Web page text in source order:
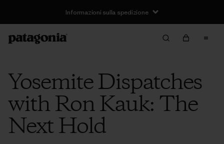
Informazioni sulla spedizione
Yosemite Dispatches
with Ron Kauk: The
Next Hold